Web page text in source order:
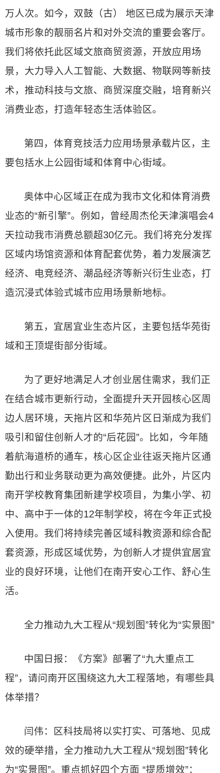
万人次。如今，双鼓（古） 地区已成为展示天津
城市形象的靓丽名片和对外交流的重要会客厅。
我们将依托此区域文旅商贸资源，开放应用场
景，大力导入人工智能、大数据、物联网等新技
术，推动科技与文旅、商贸深度交融，培育新兴
消费业态，打造年轻态生活体验区。
第四，体育竞技活力应用场景承载片区，主
要包括水上公园街域和体育中心街域。
奥体中心区域正在成为我市文化和体育消费
业态的“新引擎”。例如，曾经周杰伦天津演唱会4
天拉动我市消费总额超30亿元。我们将充分发挥
区域内场馆资源和体育配套优势，着力发展演艺
经济、电竞经济、潮品经济等新兴衍生业态，打
造沉浸式体验式城市应用场景新地标。
第五，宜居宜业生态片区，主要包括华苑街
域和王顶堤街部分街域。
为了更好地满足人才创业居住需求，我们正
在结合城市更新行动，全面提升天开园核心区周
边人居环境，天拖片区和华苑片区日渐成为我们
吸引和留住创新人才的“后花园”。比如，今年随
着航海道桥的通车，核心区企业往返天拖片区通
勤出行和业务联动更为高效便捷。此外，片区内
南开学校教育集团新建学校项目，为集小学、初
中、高中于一体的12年制学校，将在今年正式投
入使用。我们将持续完善区域科教资源和综合配
套资源，形成区域优势，为创新人才提供宜居宜
业的良好环境，让他们在南开安心工作、舒心生
活。
全力推动九大工程从“规划图”转化为“实景图”
中国日报：《方案》部署了“九大重点工
程”，请问南开区围绕这九大工程落地，有哪些具
体举措？
闫伟：区科技局将以实打实、可落地、见成
效的硬举措，全力推动九大工程从“规划图”转化
为“实景图”。重点抓好四个方面 “提质增效”：